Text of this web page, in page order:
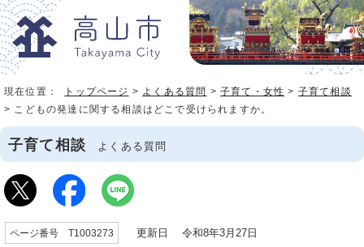
現在位置： トップページ > よくある質問 >子育て・女性 > 子育て相談
> こどもの発達に関する相談はどこで受けられますか。
子育て相談 よくある質問
ページ番号 T1003273 更新日 令和8年3月27日